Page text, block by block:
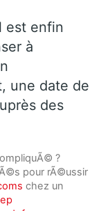
est enfin
à
une date de
des
?
pour rÃ©ussir
chez un